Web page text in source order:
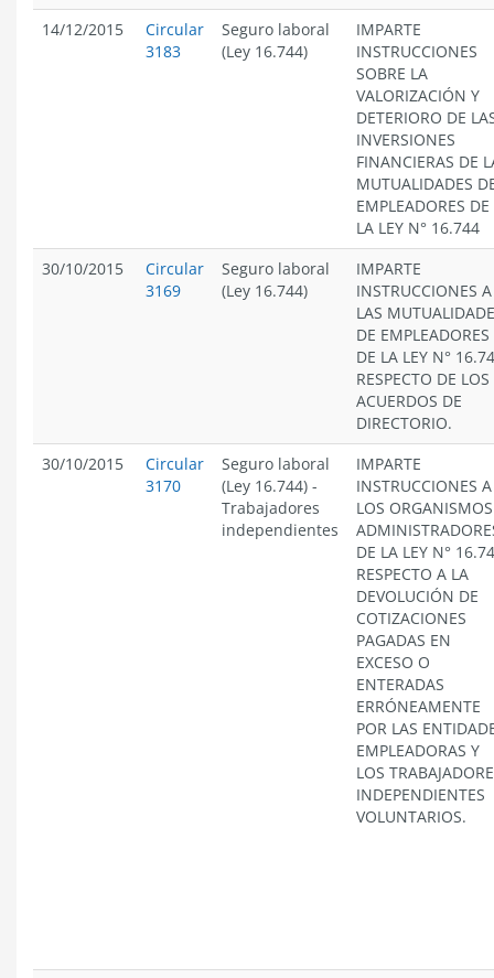
14/12/2015
Circular
3183
Seguro laboral
(Ley 16.744)
IMPARTE
INSTRUCCIONES
SOBRE LA
VALORIZACIÓN Y
DETERIORO DE
INVERSIONES
FINANCIERAS DE
MUTUALIDADES
EMPLEADORES DE
LA LEY N° 16.744
30/10/2015
Circular
3169
Seguro laboral
(Ley 16.744)
IMPARTE
INSTRUCCIONES A
LAS
DE EMPLEADORES
DE LA LEY N°
RESPECTO DE LOS
ACUERDOS DE
DIRECTORIO.
30/10/2015
Circular
3170
Seguro laboral
(Ley 16.744) -
Trabajadores
independientes
IMPARTE
INSTRUCCIONES A
LOS ORGANISMOS
DE LA LEY N°
RESPECTO A LA
DEVOLUCIÓN DE
COTIZACIONES
PAGADAS EN
EXCESO O
ENTERADAS
ERRÓNEAMENTE
POR LAS
EMPLEADORAS Y
LOS
INDEPENDIENTES
VOLUNTARIOS.